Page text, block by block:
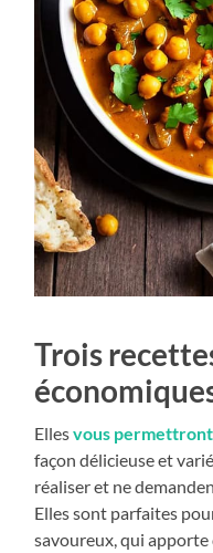
Trois
Ellesvous
façon délicieuse et
réaliser et ne
Elles sont parfaites
savoureux, qui apporte